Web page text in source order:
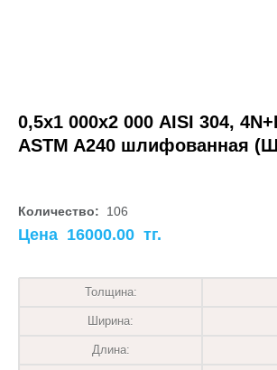
0,5х1 000х2 000 AISI 304,
ASTM A240 шлифованная
Количество:
106
Цена 16000.00 тг.
Толщина:
Ширина:
Длина: